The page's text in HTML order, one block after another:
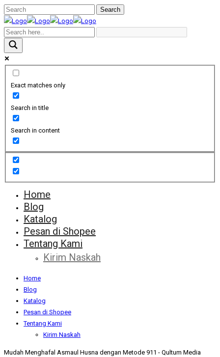
Exact matches only
Search in title
Search in content
Home
Blog
Katalog
Pesan di Shopee
Tentang Kami
Kirim Naskah
Home
Blog
Katalog
Pesan di Shopee
Tentang Kami
Kirim Naskah
Mudah Menghafal Asmaul Husna dengan Metode 911 - Qultum Media